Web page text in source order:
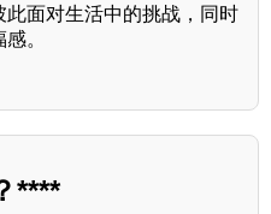
面对生活中的挑战，同时
。
****